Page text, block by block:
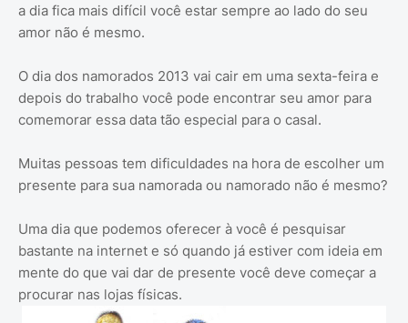
a dia fica mais difícil você estar sempre ao lado do seu
amor não é mesmo.
O dia dos namorados 2013 vai cair em uma sexta-feira e
depois do trabalho você pode encontrar seu amor para
comemorar essa data tão especial para o casal.
Muitas pessoas tem dificuldades na hora de escolher um
presente para sua namorada ou namorado não é mesmo?
Uma dia que podemos oferecer à você é pesquisar
bastante na internet e só quando já estiver com ideia em
mente do que vai dar de presente você deve começar a
procurar nas lojas físicas.